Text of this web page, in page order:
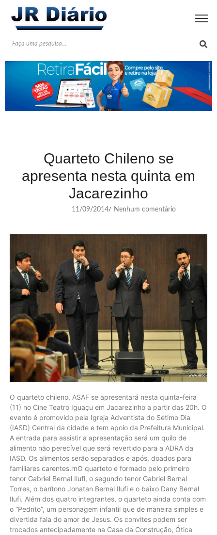
Quarteto Chileno se
apresenta nesta quinta em
Jacarezinho
11/09/2014/ Nenhum comentário
O quarteto chileno, ASAF se apresentará nesta quinta-feira
(11) no Cine Teatro Iguaçu em Jacarezinho a partir das 20h. O
evento é promovido pela Igreja Adventista do Sétimo Dia
(IASD) Central da cidade e tem apoio da Prefeitura Municipal.
A entrada para assistir a apresentação será um quilo de
alimento não perecível que será revertido para a ADRA da
IASD. Os alimentos serão separados e após, doados para
familiares carentes.rnO quarteto é formado pelo primeiro
tenor Gabriel Bernal Ilufi, o segundo tenor Gabriel Bernal
Torres, o barítono Jonatan Bernal Ilufi e o baixo Dany Bernal
Ilufi. Além dos quatro integrantes, o quarteto ainda conta com
o “Pedrito”, um personagem infantil que de maneira simples e
divertida fala do amor de Jesus. Os convites podem ser
trocados antecipadamente na Casa da Construção, Ótica